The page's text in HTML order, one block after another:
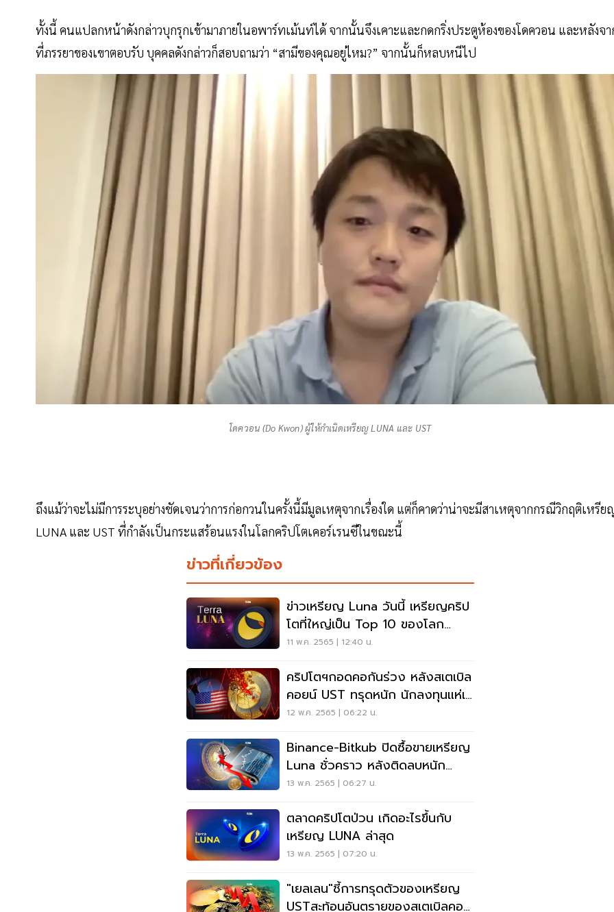
ทั้งนี้ คนแปลกหน้าดังกล่าวบุกรุกเข้ามาภายในอพาร์ทเม้นท์ได้ จากนั้นจึงเคาะและกดกริ่งประตูห้องของโดควอน และหลังจ
ที่ภรรยาของเขาตอบรับ บุคคลดังกล่าวก็สอบถามว่า “สามีของคุณอยู่ไหม?” จากนั้นก็หลบหนีไป
โดควอน (Do Kwon) ผู้ให้กำเนิดเหรียญ LUNA และ UST
ถึงแม้ว่าจะไม่มีการระบุอย่างชัดเจนว่าการก่อกวนในครั้งนี้มีมูลเหตุจากเรื่องใด แต่ก็คาดว่าน่าจะมีสาเหตุจากกรณีวิกฤติเหรีย
LUNA และ UST ที่กำลังเป็นกระแสร้อนแรงในโลกคริปโตเคอร์เรนซีในขณะนี้
ข่าวที่เกี่ยวข้อง
ข่าวเหรียญ Luna วันนี้ เหรียญคริป
โตที่ใหญ่เป็น Top 10 ของโลก
ราคาร่วงลง 85%
11 พ.ค. 2565 | 12:40 น.
คริปโตฯกอดคอกันร่วง หลังสเตเบิล
คอยน์ UST ทรุดหนัก นักลงทุนแห่เท
ขาย
12 พ.ค. 2565 | 06:22 น.
Binance-Bitkub ปิดซื้อขายเหรียญ
Luna ชั่วคราว หลังติดลบหนัก
99%
13 พ.ค. 2565 | 06:27 น.
ตลาดคริปโตป่วน เกิดอะไรขึ้นกับ
เหรียญ LUNA ล่าสุด
13 พ.ค. 2565 | 07:20 น.
"เยลเลน"ชี้การทรุดตัวของเหรียญ
USTสะท้อนอันตรายของสเตเบิลคอย